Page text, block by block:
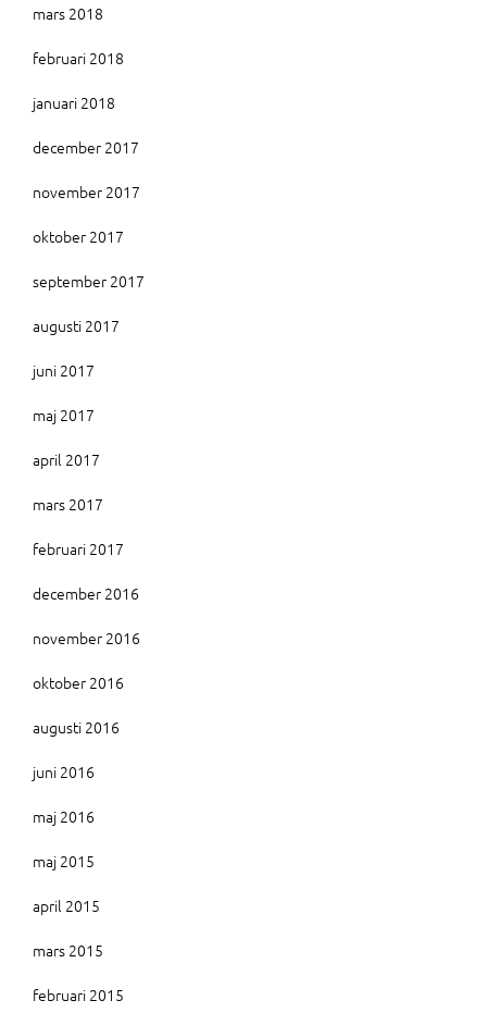
mars 2018
februari 2018
januari 2018
december 2017
november 2017
oktober 2017
september 2017
augusti 2017
juni 2017
maj 2017
april 2017
mars 2017
februari 2017
december 2016
november 2016
oktober 2016
augusti 2016
juni 2016
maj 2016
maj 2015
april 2015
mars 2015
februari 2015